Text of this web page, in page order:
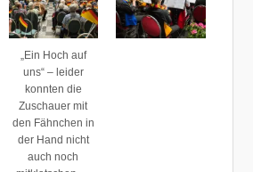
„Ein Hoch auf
uns“ – leider
konnten die
Zuschauer mit
den Fähnchen in
der Hand nicht
auch noch